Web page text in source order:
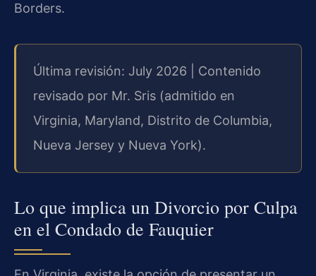
Borders.
Última revisión: July 2026 | Contenido
revisado por Mr. Sris (admitido en
Virginia, Maryland, Distrito de Columbia,
Nueva Jersey y Nueva York).
Lo que implica un Divorcio por Culpa
en el Condado de Fauquier